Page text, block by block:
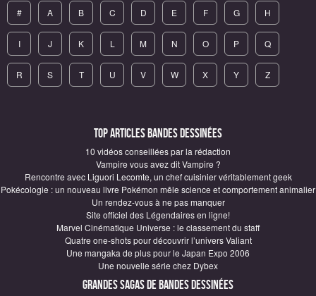
# A B C D E F G H
I J K L M N O P Q
R S T U V W X Y Z
Top articles Bandes Dessinées
10 vidéos conseillées par la rédaction
Vampire vous avez dit Vampire ?
Rencontre avec Liguori Lecomte, un chef cuisinier véritablement geek
Pokécologie : un nouveau livre Pokémon mêle science et comportement animalier
Un rendez-vous à ne pas manquer
Site officiel des Légendaires en ligne!
Marvel Cinématique Universe : le classement du staff
Quatre one-shots pour découvrir l’univers Valiant
Une mangaka de plus pour le Japan Expo 2006
Une nouvelle série chez Dybex
Grandes sagas de Bandes Dessinées